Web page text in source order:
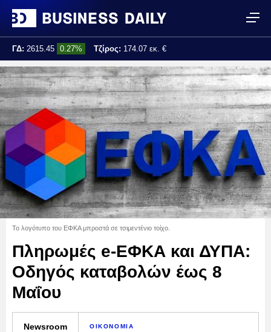
ΓΔ: 2615.45 0.27% Τζίρος: 174.07 εκ. €
Τελ. ενημέρωση: 16:46:35
Το λογότυπο του ΕΦΚΑ μπροστά σε τσιμεντένιο τοίχο.
Πληρωμές e-ΕΦΚΑ και ΔΥΠΑ:
Οδηγός καταβολών έως 8
Μαΐου
Newsroom ΟΙΚΟΝΟΜΙΑ